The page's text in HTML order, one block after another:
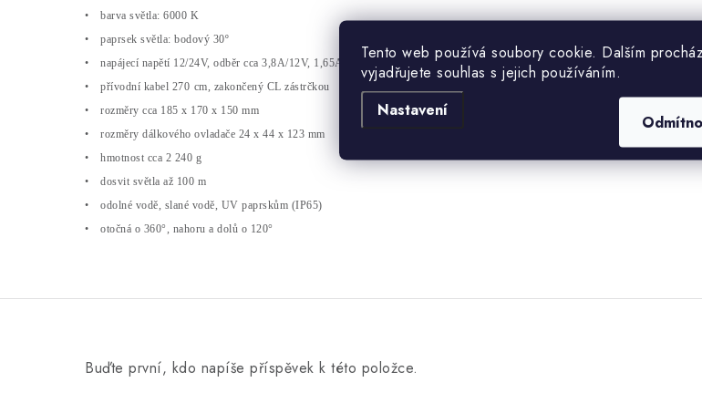
Tento web používá soubory cookie. Dalším
vyjadřujete souhlas s jejich používáním.
Nastavení
• barva světla: 6000 K
• paprsek světla: bodový 30º
• napájecí napětí 12/24V, odběr cca 3,8A/12V, 1,65A/24V
• přívodní kabel 270 cm, zakončený CL zástrčkou
• rozměry cca 185 x 170 x 150 mm
• rozměry dálkového ovladače 24 x 44 x 123 mm
• hmotnost cca 2 240 g
• dosvit světla až 100 m
• odolné vodě, slané vodě, UV paprskům (IP65)
• otočná o 360°, nahoru a dolů o 120°
Buďte první, kdo napíše příspěvek k této položce.